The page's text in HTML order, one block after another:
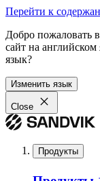
Перейти к
Добро пожаловать
сайт на
язык?
Изменить язык
Close
Продукты